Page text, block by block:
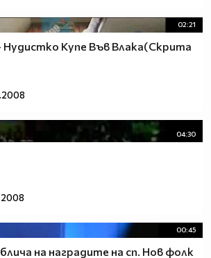
02:21
Купе Във Влака(Скрита
04:30
00:45
на наградите на сп. Hoв фолк